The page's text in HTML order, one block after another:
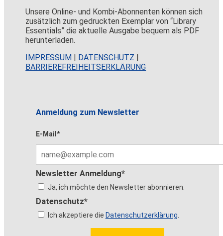
Unsere Online- und Kombi-Abonnenten können sich
zusätzlich zum gedruckten Exemplar von “Library
Essentials” die aktuelle Ausgabe bequem als PDF
herunterladen.
IMPRESSUM
DATENSCHUTZ
BARRIEREFREIHEITSERKLÄRUNG
Anmeldung zum Newsletter
E-Mail*
Newsletter Anmeldung*
Ja, ich möchte den Newsletter abonnieren.
Datenschutz*
Ich akzeptiere die Datenschutzerklärung.